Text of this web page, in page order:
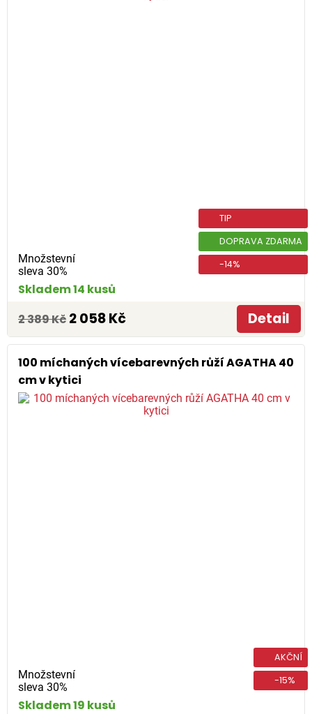
Množstevní
sleva 30%
TIP
DOPRAVA ZDARMA
-14%
Skladem 14 kusů
2 389 Kč 2 058 Kč Detail
100 míchaných vícebarevných růží AGATHA 40
cm v kytici
Množstevní
sleva 30%
AKČNÍ
-15%
Skladem 19 kusů